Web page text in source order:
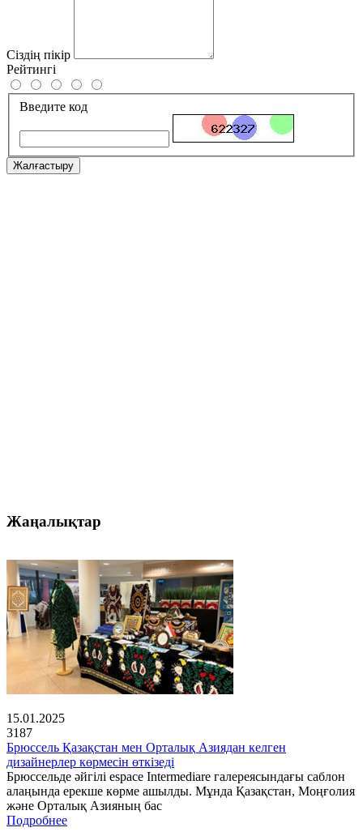
Сіздің пікір
Рейтингі
Введите код
Жалғастыру
Жаңалықтар
15.01.2025
3187
Брюссель Қазақстан мен Орталық Азиядан келген
дизайнерлер көрмесін өткізеді
Брюссельде әйгілі espace Intermediare галереясындағы саблон
алаңында ерекше көрме ашылды. Мұнда Қазақстан, Моңғолия
және Орталық Азияның бас
Подробнее